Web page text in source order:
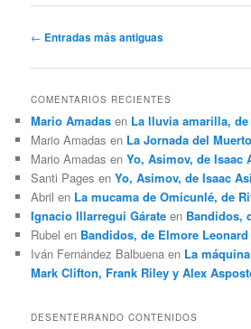
Navegación
entradas
← Entradas más antiguas
COMENTARIOS RECIENTES
Mario Amadas en La lluvia amarilla,
Mario Amadas en La Jornada del
Mario Amadas enYo, Asimov, de Isaac
Santi Pages enYo, Asimov, de Isaac
Abril en La mucama de Omicunlé, de
Ignacio Illarregui Gárate en Bandidos,
Rubel en Bandidos, de Elmore Leonard
Iván Fernández Balbuena en La
Mark Clifton, Frank Riley y Alex
DESENTERRANDO CONTENIDOS